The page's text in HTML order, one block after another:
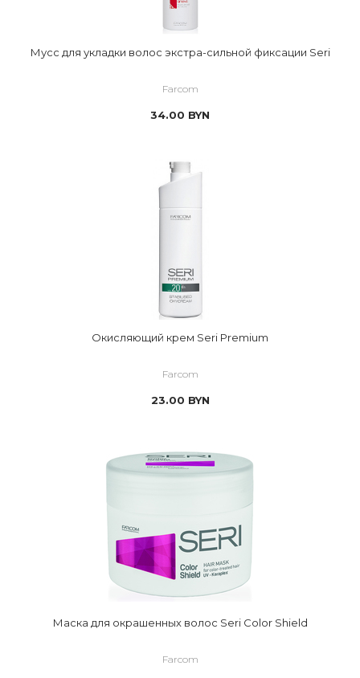
Мусс для укладки волос экстра-сильной фиксации Seri
Farcom
34.00 BYN
Окисляющий крем Seri Premium
Farcom
23.00 BYN
Маска для окрашенных волос Seri Color Shield
Farcom